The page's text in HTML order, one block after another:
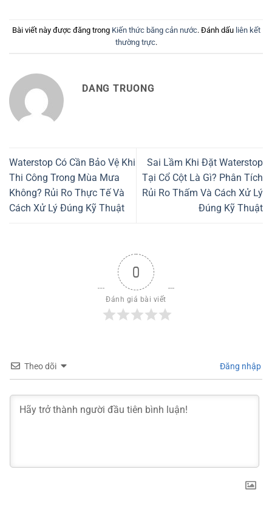
Bài viết này được đăng trong Kiến thức băng cản nước. Đánh dấu liên kết
thường trực.
DANG TRUONG
Waterstop Có Cần Bảo Vệ Khi
Thi Công Trong Mùa Mưa
Không? Rủi Ro Thực Tế Và
Cách Xử Lý Đúng Kỹ Thuật
Sai Lầm Khi Đặt Waterstop
Tại Cổ Cột Là Gì? Phân Tích
Rủi Ro Thấm Và Cách Xử Lý
Đúng Kỹ Thuật
0
Đánh giá bài viết
Theo dõi Đăng nhập